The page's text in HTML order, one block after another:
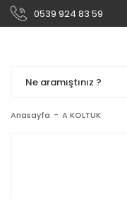
0539 924 83 59
Anasayfa A KOLTUK